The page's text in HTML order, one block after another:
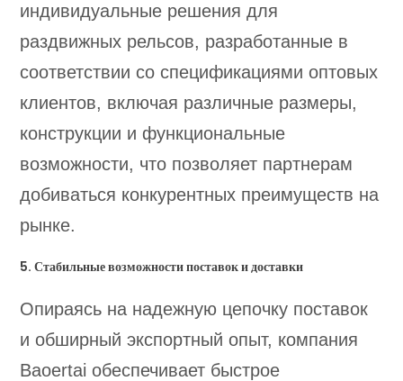
индивидуальные решения для
раздвижных рельсов, разработанные в
соответствии со спецификациями оптовых
клиентов, включая различные размеры,
конструкции и функциональные
возможности, что позволяет партнерам
добиваться конкурентных преимуществ на
рынке.
5. Стабильные возможности поставок и доставки
Опираясь на надежную цепочку поставок
и обширный экспортный опыт, компания
Baoertai обеспечивает быстрое